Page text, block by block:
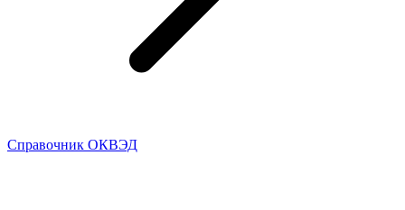
Справочник ОКВЭД